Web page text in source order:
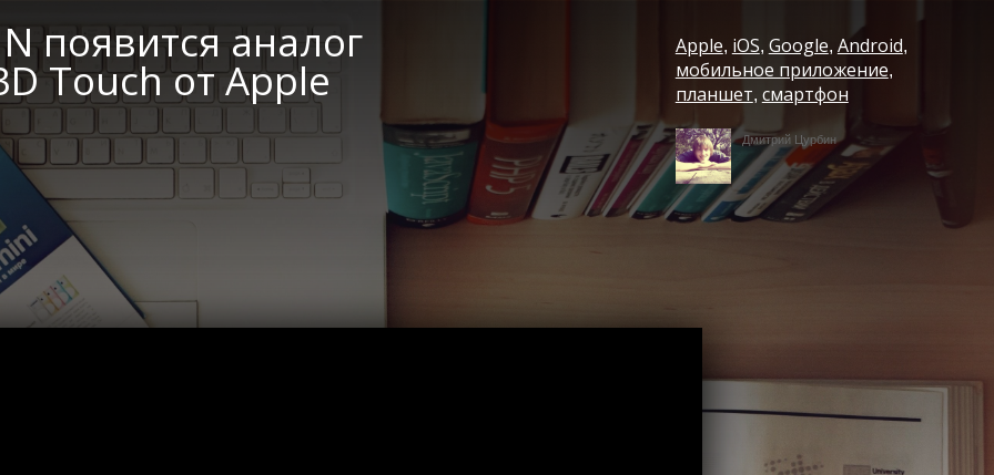
появится аналог
Touch от Apple
Apple, iOS, Google, Android,
мобильное приложение,
планшет, смартфон
Дмитрий Цурбин